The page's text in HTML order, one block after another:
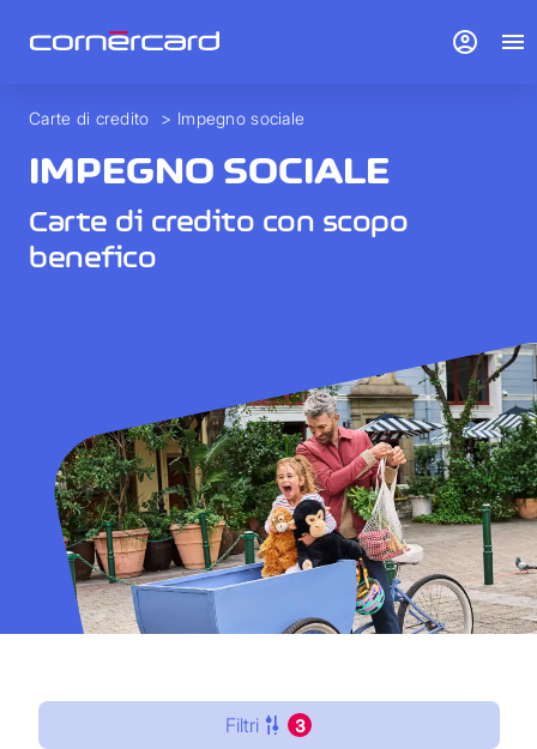
Carte di credito > Impegno sociale
IMPEGNO SOCIALE
Carte di credito con scopo
benefico
Filtri 3
account_circle menu